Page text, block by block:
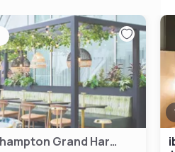
Leonardo Royal Southampton Grand Harbour